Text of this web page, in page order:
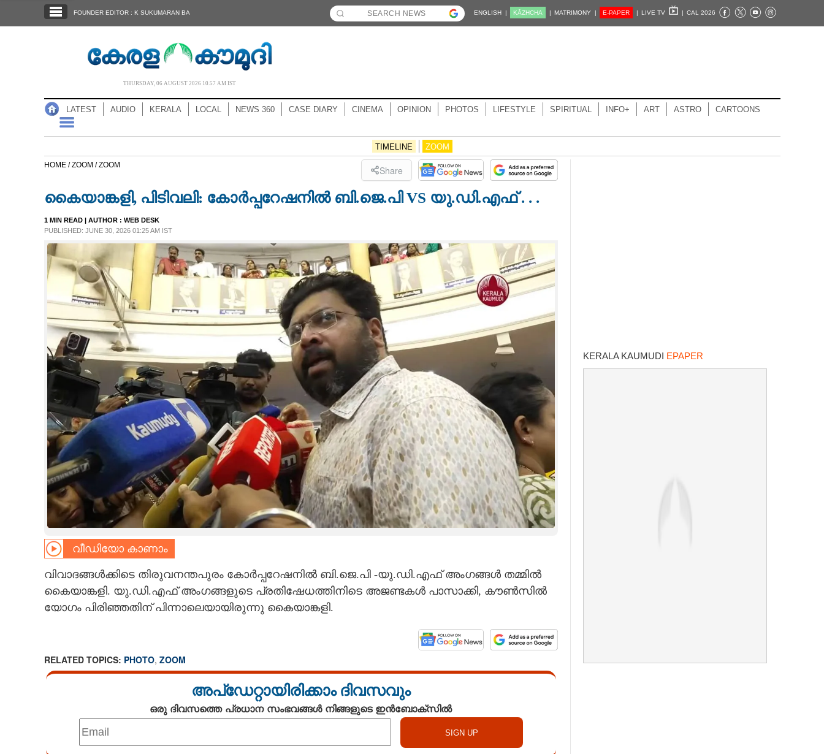
NOTIFIED NEWS
CASE DIARY
LIFESTYLE
SPIRITUAL
CARTOONS
LITERATURE
CONTACT US
FOUNDER EDITOR : K SUKUMARAN BA ENGLISH | KĀZHCHA | MATRIMONY | E-PAPER | LIVE TV | CAL 2026
THURSDAY, 06 AUGUST 2026 10.57 AM IST
LATEST AUDIO KERALA LOCAL NEWS 360 CASE DIARY CINEMA OPINION PHOTOS LIFESTYLE SPIRITUAL INFO+ ART ASTRO CARTOONS
TIMELINE ZOOM
HOME /ZOOM /ZOOM Share
കൈയാങ്കളി, പിടിവലി: കോർപ്പറേഷനിൽ ബി.ജെ.പി VS യു.ഡി.എഫ് . . .
1 MIN READ | AUTHOR : WEB DESK
PUBLISHED: JUNE 30, 2026 01:25 AM IST
വീഡിയോ കാണാം
വിവാദങ്ങൾക്കിടെ തിരുവനന്തപുരം കോർപ്പറേഷനിൽ ബി.ജെ.പി -യു.ഡി.എഫ് അംഗങ്ങൾ തമ്മിൽ
കൈയാങ്കളി. യു.ഡി.എഫ് അംഗങ്ങളുടെ പ്രതിഷേധത്തിനിടെ അജണ്ടകൾ പാസാക്കി, കൗൺസിൽ
യോഗം പിരിഞ്ഞതിന് പിന്നാലെയായിരുന്നു കൈയാങ്കളി.
RELATED TOPICS: PHOTO, ZOOM
അപ്ഡേറ്റായിരിക്കാം ദിവസവും
ഒരു ദിവസത്തെ പ്രധാന സംഭവങ്ങൾ നിങ്ങളുടെ ഇൻബോക്സിൽ
KERALA KAUMUDI EPAPER